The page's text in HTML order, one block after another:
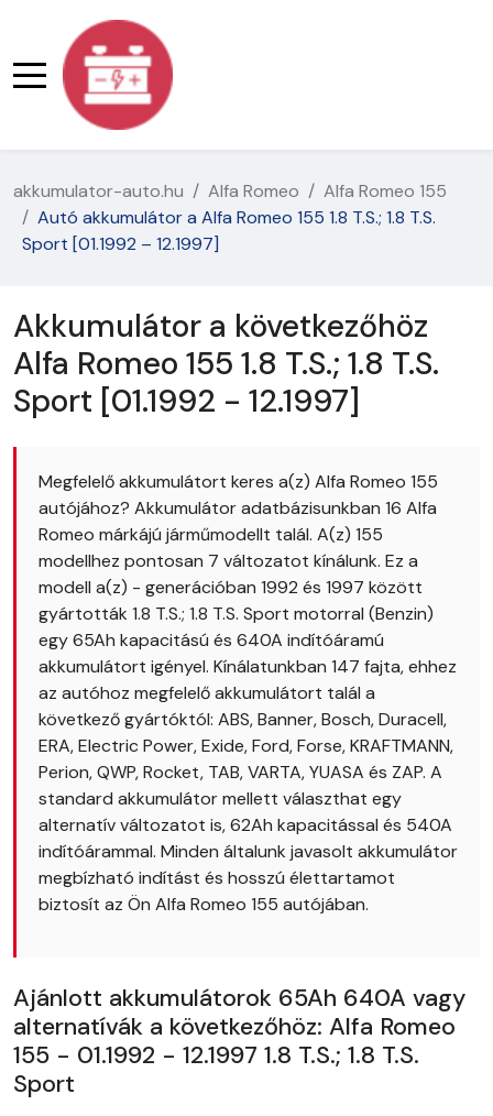
akkumulator-auto.hu Alfa Romeo
Alfa Romeo 155
Autó akkumulátor a Alfa Romeo 155 1.8 T.S.; 1.8 T.S.
Sport [01.1992 – 12.1997]
Akkumulátor a következőhöz
Alfa Romeo 155 1.8 T.S.; 1.8 T.S.
Sport [01.1992 - 12.1997]
Megfelelő akkumulátort keres a(z) Alfa Romeo 155
autójához? Akkumulátor adatbázisunkban 16 Alfa
Romeo márkájú járműmodellt talál. A(z) 155
modellhez pontosan 7 változatot kínálunk. Ez a
modell a(z) - generációban 1992 és 1997 között
gyártották 1.8 T.S.; 1.8 T.S. Sport motorral (Benzin)
egy 65Ah kapacitású és 640A indítóáramú
akkumulátort igényel. Kínálatunkban 147 fajta, ehhez
az autóhoz megfelelő akkumulátort talál a
következő gyártóktól: ABS, Banner, Bosch, Duracell,
ERA, Electric Power, Exide, Ford, Forse, KRAFTMANN,
Perion, QWP, Rocket, TAB, VARTA, YUASA és ZAP. A
standard akkumulátor mellett választhat egy
alternatív változatot is, 62Ah kapacitással és 540A
indítóárammal. Minden általunk javasolt akkumulátor
megbízható indítást és hosszú élettartamot
biztosít az Ön Alfa Romeo 155 autójában.
Ajánlott akkumulátorok 65Ah 640A vagy
alternatívák a következőhöz: Alfa Romeo
155 - 01.1992 - 12.1997 1.8 T.S.; 1.8 T.S.
Sport